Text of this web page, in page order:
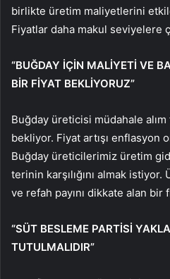
birlikte üretim maliyetlerini
Fiyatlar daha makul seviyelere
“BUĞDAY İÇİN MALİYETİ VE
BİR FİYAT BEKLİYORUZ”
Buğday üreticisi müdahale alım
bekliyor. Fiyat artışı enflasyon
Buğday üreticilerimiz üretim
terinin karşılığını almak
ve refah payını dikkate alan bir
“SÜT BESLEME PARTİSİ
TUTULMALIDIR”